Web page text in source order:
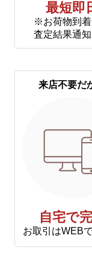
最短即
※お荷物到着
査定結果通
来店不要だ
自宅で
お取引はWEB